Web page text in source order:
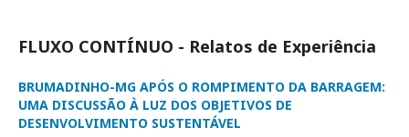
FLUXO CONTÍNUO - Relatos de Experiência
BRUMADINHO-MG APÓS O ROMPIMENTO DA BARRAGEM:
UMA DISCUSSÃO À LUZ DOS OBJETIVOS DE
DESENVOLVIMENTO SUSTENTÁVEL